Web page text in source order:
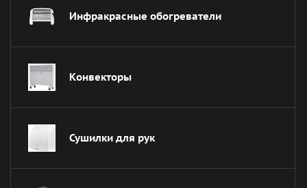
Инфракрасные обогреватели
Конвекторы
Сушилки для рук